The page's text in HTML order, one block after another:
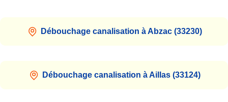
Débouchage canalisation à Abzac (33230)
Débouchage canalisation à Aillas (33124)